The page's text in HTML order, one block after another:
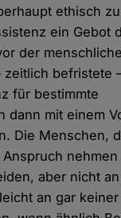
ethisch
ein Gebot
der
zeitlich befristete
für bestimmte
dann mit einem
Die Menschen,
aber nicht
an gar